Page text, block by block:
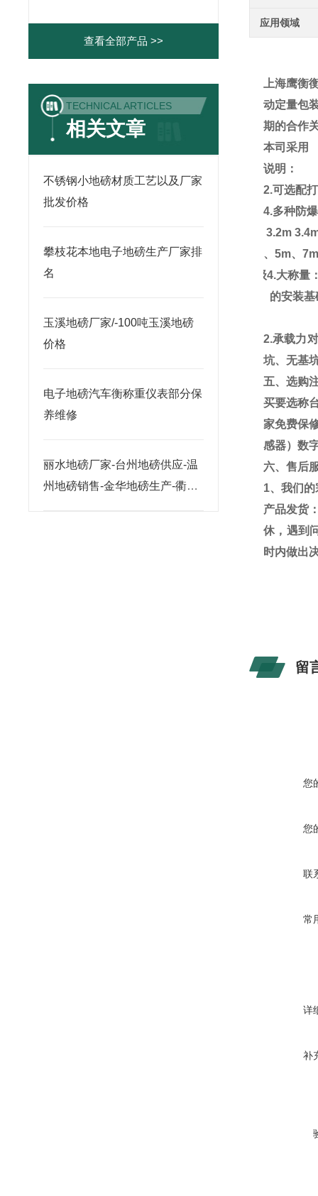
查看全部产品 >>
TECHNICAL ARTICLES
相关文章
不锈钢小地磅材质工艺以及厂家
批发价格
攀枝花本地电子地磅生产厂家排
名
玉溪地磅厂家/-100吨玉溪地磅
价格
电子地磅汽车衡称重仪表部分保
养维修
丽水地磅厂家-台州地磅供应-温
州地磅销售-金华地磅生产-衢州
应用领域
上海鹰衡
动定量包
期的合作
本司采用
说明：
2.可选配
4.多种防
3m 3.2m
、 5m、 7m
级4.大称量
四、的安装
2.承载力
坑、无基
五、选购
买要选称
家免费保
感器）数
六、售后
1、我们
产品发货
休，遇到
时内做出
留
您
您
联
常
详
补